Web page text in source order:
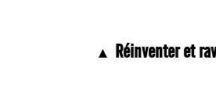
▲ Réinventer et